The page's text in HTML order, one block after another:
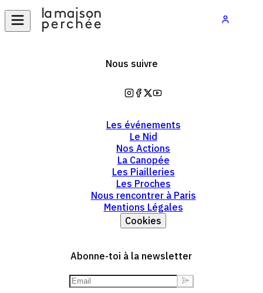
Les événements
Le Nid
Nos Actions
La Canopée
Les Piailleries
Les Proches
Nous rencontrer à Paris
Mentions Légales
Cookies
Nous suivre
https://www.instagram.com/
https://www.facebook.com/
https://twitter.com/
https://
Abonne-toi à la newsletter